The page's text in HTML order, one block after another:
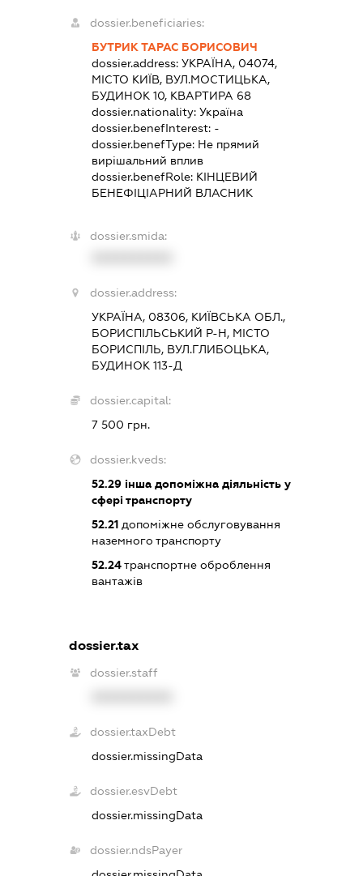
dossier.beneficiaries:
БУТРИК ТАРАС БОРИСОВИЧ
dossier.address: УКРАЇНА, 04074,
МІСТО КИЇВ, ВУЛ.МОСТИЦЬКА,
БУДИНОК 10, КВАРТИРА 68
dossier.nationality: Україна
dossier.benefInterest: -
dossier.benefType: Не прямий
вирішальний вплив
dossier.benefRole: КІНЦЕВИЙ
БЕНЕФІЦІАРНИЙ ВЛАСНИК
dossier.smida:
dossier.address:
УКРАЇНА, 08306, КИЇВСЬКА ОБЛ.,
БОРИСПІЛЬСЬКИЙ Р-Н, МІСТО
БОРИСПІЛЬ, ВУЛ.ГЛИБОЦЬКА,
БУДИНОК 113-Д
dossier.capital:
7 500 грн.
dossier.kveds:
52.29інша допоміжна діяльність у
сфері транспорту
52.21допоміжне обслуговування
наземного транспорту
52.24транспортне оброблення
вантажів
dossier.tax
dossier.staff
dossier.taxDebt
dossier.missingData
dossier.esvDebt
dossier.missingData
dossier.ndsPayer